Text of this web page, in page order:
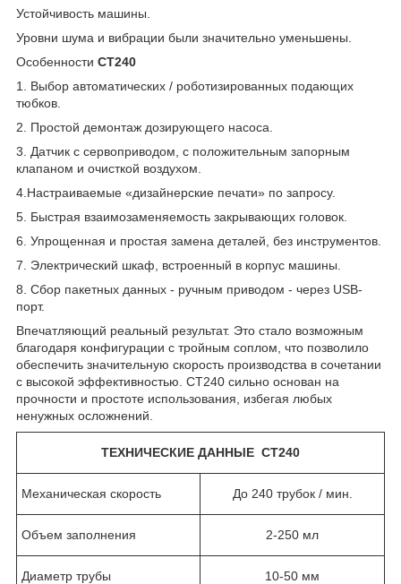
Устойчивость машины.
Уровни шума и вибрации были значительно уменьшены.
Особенности CT240
1. Выбор автоматических / роботизированных подающих
тюбков.
2. Простой демонтаж дозирующего насоса.
3. Датчик с сервоприводом, с положительным запорным
клапаном и очисткой воздухом.
4.Настраиваемые «дизайнерские печати» по запросу.
5. Быстрая взаимозаменяемость закрывающих головок.
6. Упрощенная и простая замена деталей, без инструментов.
7. Электрический шкаф, встроенный в корпус машины.
8. Сбор пакетных данных - ручным приводом - через USB-
порт.
Впечатляющий реальный результат. Это стало возможным
благодаря конфигурации с тройным соплом, что позволило
обеспечить значительную скорость производства в сочетании
с высокой эффективностью. CT240 сильно основан на
прочности и простоте использования, избегая любых
ненужных осложнений.
ТЕХНИЧЕСКИЕ ДАННЫЕ CT240
Механическая скорость До 240 трубок / мин.
Объем заполнения 2-250 мл
Диаметр трубы 10-50 мм